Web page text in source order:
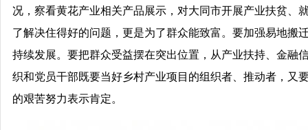
况，察看黄花产业相关产品展示，对大同市开展产业扶贫、
了解决住得好的问题，更是为了群众能致富。要加强易地搬
持续发展。要把群众受益摆在突出位置，从产业扶持、金融
织和党员干部既要当好乡村产业项目的组织者、推动者，又
的艰苦努力表示肯定。